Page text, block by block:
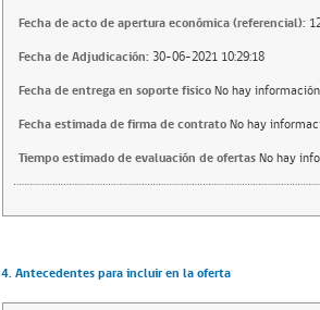
Fecha de acto de apertura económica (referencial):
Fecha de Adjudicación: 30-06-2021 10:29:18
Fecha de entrega en soporte fisicoNo hay información
Fecha estimada de firma de contratoNo hay
Tiempo estimado de evaluación de ofertasNo hay
4. Antecedentes para incluir en la oferta